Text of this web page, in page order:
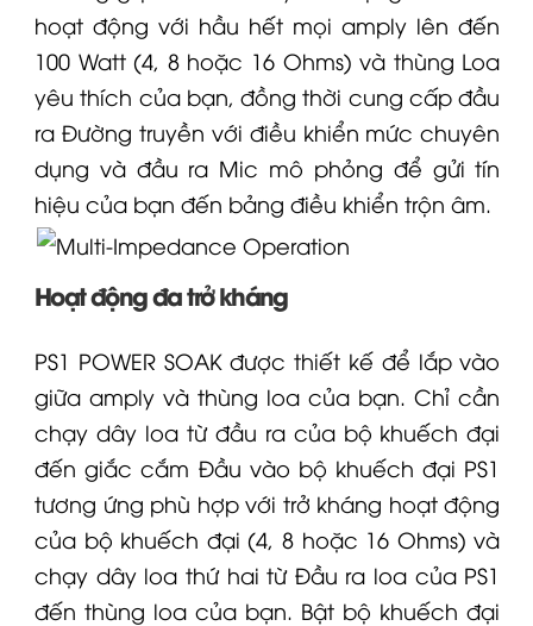
hoạt động với hầu hết mọi amply lên đến
100 Watt (4, 8 hoặc 16 Ohms) và thùng Loa
yêu thích của bạn, đồng thời cung cấp đầu
ra Đường truyền với điều khiển mức chuyên
dụng và đầu ra Mic mô phỏng để gửi tín
hiệu của bạn đến bảng điều khiển trộn âm.
Hoạt động đa trở kháng
PS1 POWER SOAK được thiết kế để lắp vào
giữa amply và thùng loa của bạn. Chỉ cần
chạy dây loa từ đầu ra của bộ khuếch đại
đến giắc cắm Đầu vào bộ khuếch đại PS1
tương ứng phù hợp với trở kháng hoạt động
của bộ khuếch đại (4, 8 hoặc 16 Ohms) và
chạy dây loa thứ hai từ Đầu ra loa của PS1
đến thùng loa của bạn. Bật bộ khuếch đại